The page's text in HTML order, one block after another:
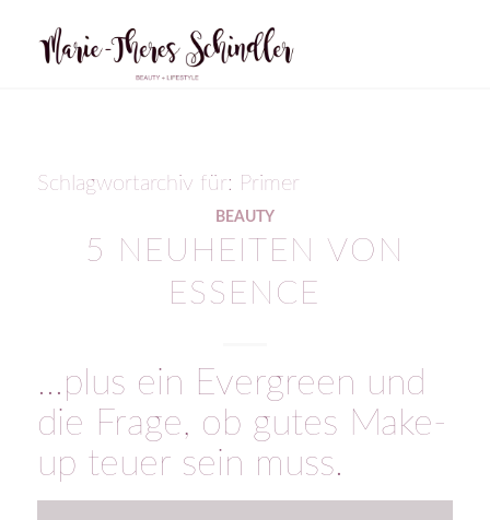
Schlagwortarchiv für: Primer
BEAUTY
5 NEUHEITEN VON
ESSENCE
…plus ein Evergreen und
die Frage, ob gutes Make-
up teuer sein muss.